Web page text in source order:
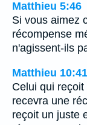
Matthieu 5:46
Si vous aimez
récompense
n'agissent-ils
Matthieu
Celui qui
recevra une
reçoit un juste